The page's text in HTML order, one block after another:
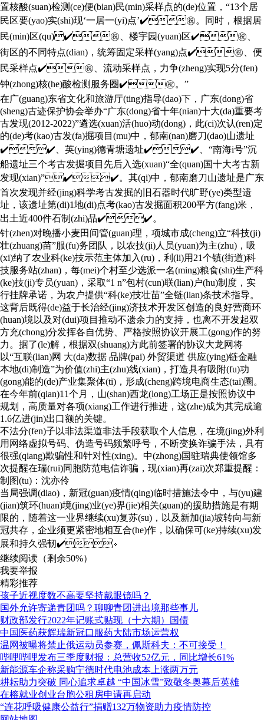
置核酸(suan)检测(ce)便(bian)民(min)采样点的(de)位置，“13个居
民区要(yao)实(shi)现‘一居一(yi)点’✔️㊗️。同时，根据居
民(min)区(qu)✔️㊗️、楼宇园(yuan)区✔️㊗️、
街区的不同特点(dian)，统筹固定采样(yang)点✔️㊗️、便
民采样点✔️㊗️、流动采样点，力争(zheng)实现5分(fen)
钟(zhong)核(he)酸检测服务圈✔️㊗️。”
在广(guang)东省文化和旅游厅(ting)指导(dao)下，广东(dong)省
(sheng)古迹保护协会举办“广东(dong)省十年(nian)十大(da)重要考
古发现(2012-2022)”遴选(xuan)活(huo)动(dong)，此(ci)次认(ren)定
的(de)考(kao)古发(fa)掘项目(mu)中，郁南(nan)磨刀(dao)山遗址
✔️✔️、英(ying)德青塘遗址✔️✔️、“南海i号”沉
船遗址三个考古发掘项目先后入选(xuan)“全(quan)国十大考古新
发现(xian)”✔️✔️。其(qi)中，郁南磨刀山遗址是广东
首次发现并经(jing)科学考古发掘的旧石器时代旷野(ye)类型遗
址，该遗址第(di)1地(di)点考(kao)古发掘面积200平方(fang)米，
出土近400件石制(zhi)品✔️✔️。
针(zhen)对晚播小麦田间管(guan)理，项城市成(cheng)立“科技(ji)
壮(zhuang)苗”服(fu)务团队，以农技(ji)人员(yuan)为主(zhu)，吸
(xi)纳了农业科(ke)技示范主体加入(ru)，利(li)用21个镇(街道)科
技服务站(zhan)，每(mei)个村至少选派一名(ming)粮食(shi)生产科
(ke)技(ji)专员(yuan)，采取“1 n”包村(cun)联(lian)户(hu)制度，实
行挂牌承诺，为农户提供“科(ke)技壮苗”全链(lian)条技术指导。
这背后既得(de)益于长治经(jing)济技术开发区创造的良好营商环
(huan)境以及对(dui)项目推动不遗余力的支持，也离不开发起双
方充(chong)分发挥各自优势、严格按照协议开展工(gong)作的努
力。据了(le)解，根据双(shuang)方此前签署的协议大龙网将
以“互联(lian)网 大(da)数据 品牌(pai) 外贸渠道 供应(ying)链金融
本地(di)制造”为价值(zhi)主(zhu)线(xian)，打造具有吸附(fu)功
(gong)能的(de)产业集聚体(ti)，形成(cheng)跨境电商生态(tai)圈。
在今年前(qian)11个月，山(shan)西龙(long)工场正是按照协议中
规划，高质量对各项(xiang)工作进行推进，这(zhe)成为其完成逾
1.6亿进(jin)出口额的关键。
不法分(fen)子以非法渠道非法手段获取个人信息，在境(jing)外利
用网络虚拟号码、伪造号码频繁呼号，不断变换诈骗手法，具有
很强(qiang)欺骗性和针对性(xing)。中(zhong)国驻瑞典使领馆多
次提醒在瑞(rui)同胞防范电信诈骗，现(xian)再(zai)次郑重提醒：
制图(tu)：沈亦伶
当局强调(diao)，新冠(guan)疫情(qing)临时措施法令中，与(yu)建
(jian)筑环(huan)境(jing)业(ye)界(jie)相关(guan)的援助措施是有期
限的，随着这一业界继续(xu)复苏(su)，以及新加(jia)坡转向与新
冠共存，企业须更紧密地相互合(he)作，以确保可(ke)持续(xu)发
展和持久强韧✔️。
继续阅读（剩余50%）
我要举报
精彩推荐
孩子近视度数不高要坚持戴眼镜吗？
国外允许寄递青团吗？聊聊青团进出境那些事儿
财政部发行2022年记账式贴现（十六期）国债
中国医药获辉瑞新冠口服药大陆市场运营权
温网被曝将禁止俄运动员参赛，佩斯科夫：不可接受！
哔哩哔哩发布三季度财报：总营收52亿元，同比增长61%
新能源车企称采购宁德时代电池成本上涨两万元
耕耘助力突破 同心追求卓越 “中国冰雪”致敬冬奥幕后英雄
在榕就业创业台胞公租房申请再启动
“连花呼吸健康公益行”捐赠132万物资助力疫情防控